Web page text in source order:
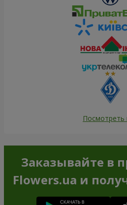
Посмотреть
Заказывайте в
Flowers.ua и